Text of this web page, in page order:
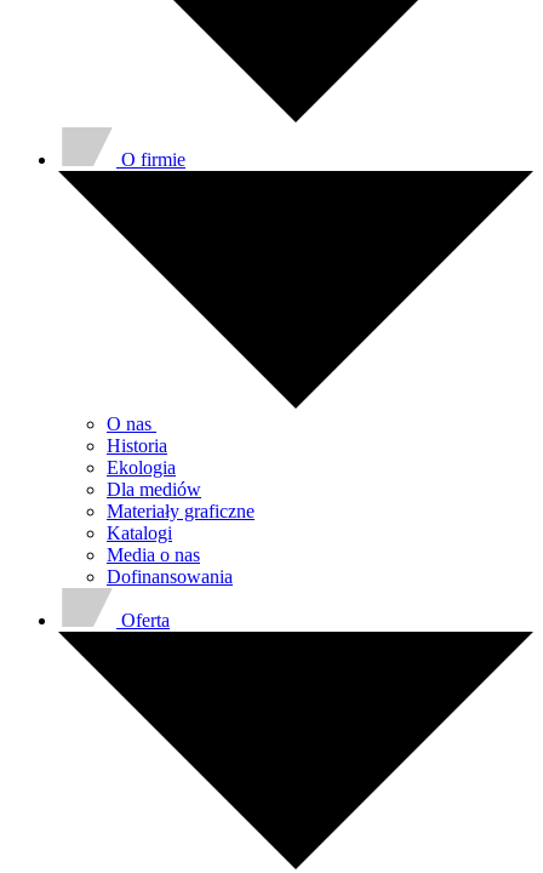
O firmie
O nas
Historia
Ekologia
Dla mediów
Materiały graficzne
Katalogi
Media o nas
Dofinansowania
Oferta